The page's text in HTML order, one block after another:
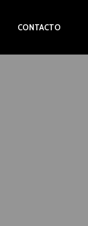
CONTACTO